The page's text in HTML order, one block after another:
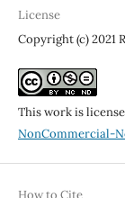
License
Copyright (c) 2021
This work is
NonCommercial-